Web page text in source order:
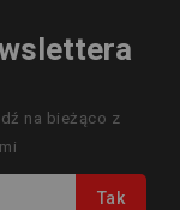
na bieżąco z